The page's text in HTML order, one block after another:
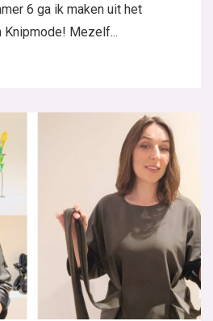
6 ga ik maken uit het
Knipmode! Mezelf...